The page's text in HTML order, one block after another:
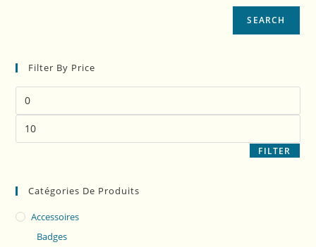
SEARCH
Filter By Price
FILTER
Catégories De Produits
Accessoires
Badges